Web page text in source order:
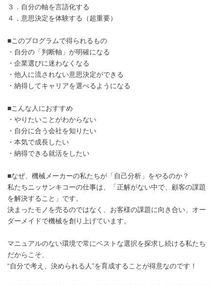
３．自分の軸を言語化する
４．意思決定を体験する（超重要）
■このプログラムで得られるもの
・自分の「判断軸」が明確になる
・企業選びに迷わなくなる
・他人に流されない意思決定ができる
・納得してキャリアを選べるようになる
■こんな人におすすめ
・やりたいことがわからない
・自分に合う会社を知りたい
・本気で成長したい
・納得できる就活をしたい
■なぜ、機械メーカーの私たちが「自己分析」をやるのか？
私たちニッサンキコーの仕事は、「正解がない中で、顧客の課題
を解決すること」です。
決まったモノを売るのではなく、お客様の課題に向き合い、オー
ダーメイドで機械を創り上げています。
マニュアルのない環境で常にベストな選択を探求し続ける私たち
だからこそ、
“自分で考え、決められる人”を育成することが得意なのです！